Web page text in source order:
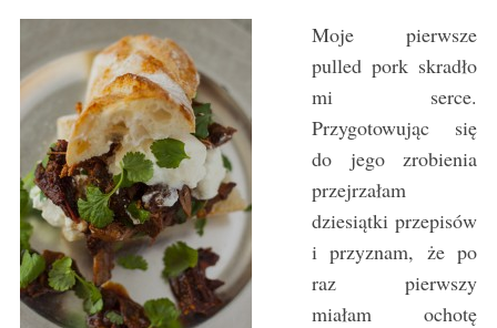
Moje pierwsze
pulled pork skradło
mi serce.
Przygotowując się
do jego zrobienia
przejrzałam
dziesiątki przepisów
i przyznam, że po
raz pierwszy
miałam ochotę